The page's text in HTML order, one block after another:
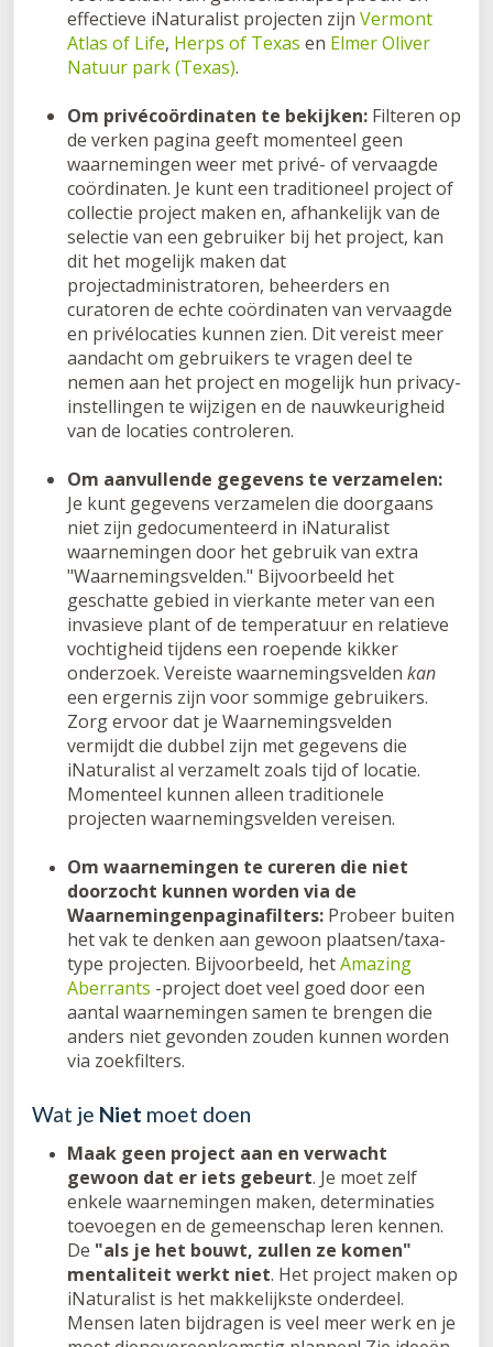
effectieve iNaturalist projecten zijn Vermont
Atlas of Life, Herps of Texas en Elmer Oliver
Natuur park (Texas).
Om privécoördinaten te bekijken: Filteren op
de verken pagina geeft momenteel geen
waarnemingen weer met privé- of vervaagde
coördinaten. Je kunt een traditioneel project of
collectie project maken en, afhankelijk van de
selectie van een gebruiker bij het project, kan
dit het mogelijk maken dat
projectadministratoren, beheerders en
curatoren de echte coördinaten van vervaagde
en privélocaties kunnen zien. Dit vereist meer
aandacht om gebruikers te vragen deel te
nemen aan het project en mogelijk hun privacy-
instellingen te wijzigen en de nauwkeurigheid
van de locaties controleren.
Om aanvullende gegevens te verzamelen:
Je kunt gegevens verzamelen die doorgaans
niet zijn gedocumenteerd in iNaturalist
waarnemingen door het gebruik van extra
"Waarnemingsvelden." Bijvoorbeeld het
geschatte gebied in vierkante meter van een
invasieve plant of de temperatuur en relatieve
vochtigheid tijdens een roepende kikker
onderzoek. Vereiste waarnemingsvelden kan
een ergernis zijn voor sommige gebruikers.
Zorg ervoor dat je Waarnemingsvelden
vermijdt die dubbel zijn met gegevens die
iNaturalist al verzamelt zoals tijd of locatie.
Momenteel kunnen alleen traditionele
projecten waarnemingsvelden vereisen.
Om waarnemingen te cureren die niet
doorzocht kunnen worden via de
Waarnemingenpaginafilters: Probeer buiten
het vak te denken aan gewoon plaatsen/taxa-
type projecten. Bijvoorbeeld, hetAmazing
Aberrants -project doet veel goed door een
aantal waarnemingen samen te brengen die
anders niet gevonden zouden kunnen worden
via zoekfilters.
Wat je Niet moet doen
Maak geen project aan en verwacht
gewoon dat er iets gebeurt. Je moet zelf
enkele waarnemingen maken, determinaties
toevoegen en de gemeenschap leren kennen.
De "als je het bouwt, zullen ze komen"
mentaliteit werkt niet. Het project maken op
iNaturalist is het makkelijkste onderdeel.
Mensen laten bijdragen is veel meer werk en je